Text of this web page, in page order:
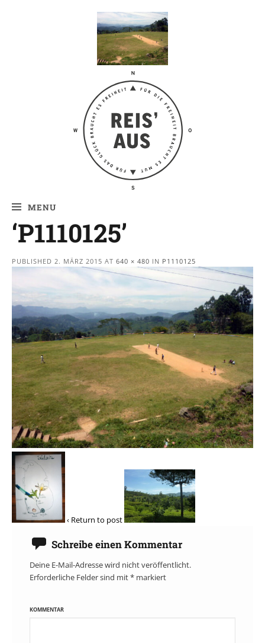
Reis' aus –
Reiseblog
MENU
‘P1110125’
PUBLISHED 2. MÄRZ 2015 AT 640 × 480 IN P1110125
‹ Return to post
Schreibe einen Kommentar
Deine E-Mail-Adresse wird nicht veröffentlicht.
Erforderliche Felder sind mit* markiert
KOMMENTAR